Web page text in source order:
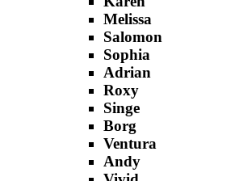
Melissa
Salomon
Sophia
Adrian
Roxy
Singe
Borg
Ventura
Andy